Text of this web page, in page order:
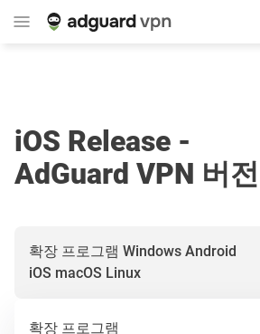
iOS Release -
AdGuard VPN 버전
확장 프로그램 Windows Android
iOS macOS Linux
확장 프로그램